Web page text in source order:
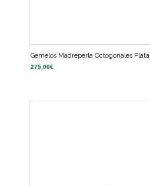
Gemelos Madreperla Octogonales Plata
275,00€